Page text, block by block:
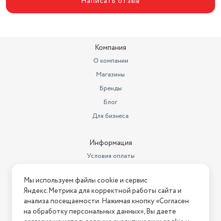
Компания
О компании
Магазины
Бренды
Блог
Для бизнеса
Информация
Условия оплаты
Условия возврата
Нашли ошибку на сайте? Напишите нам
2026 © Интернет-магазин "АстМаркет". У нас есть всё!
Мы используем файлы cookie и сервис
Яндекс.Метрика для корректной работы сайта и
анализа посещаемости. Нажимая кнопку «Согласен
на обработку персональных данных», Вы даете